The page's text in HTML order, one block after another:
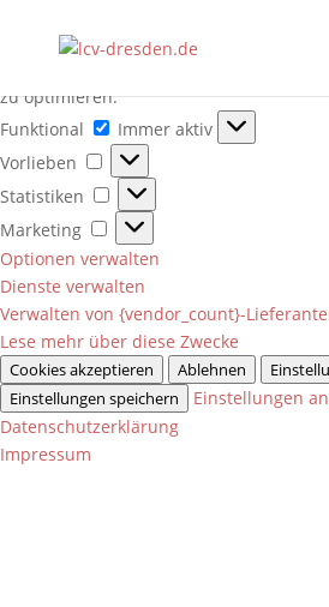
Wir verwenden Cookies, um unsere
zu optimieren.
Funktional
Funktional
Immer aktiv
Vorlieben
Vorlieben
Statistiken
Statistiken
Marketing
Marketing
Optionen verwalten
Dienste verwalten
Verwalten von {vendor_count}-
Lese mehr über diese Zwecke
Cookies akzeptieren Ablehnen
Einstellungen speichern
Einstellungen
Datenschutzerklärung
Impressum